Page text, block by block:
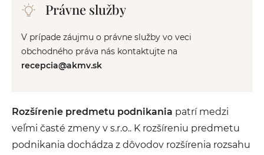
Právne služby
V prípade záujmu o právne služby vo veci
obchodného práva nás kontaktujte na
recepcia@akmv.sk
Rozšírenie predmetu podnikania patrí medzi
veľmi časté zmeny v s.r.o.. K rozšíreniu predmetu
podnikania dochádza z dôvodov rozšírenia rozsahu